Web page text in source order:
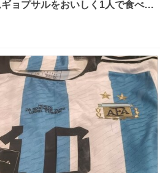
ョプサルをおいしく1人で食べる